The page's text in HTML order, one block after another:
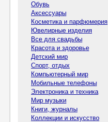
Обувь
Аксессуары
Косметика и парфюмерия
Ювелирные изделия
Все для свадьбы
Красота и здоровье
Детский мир
Спорт, отдых
Компьютерный мир
Мобильные телефоны
Электроника и техника
Мир музыки
Книги, журналы
Коллекции и искусство